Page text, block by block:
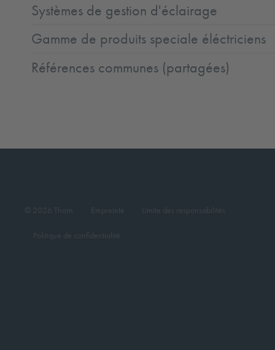
Systèmes de gestion d'éclairage
Gamme de produits speciale éléctriciens
Références communes (partagées)